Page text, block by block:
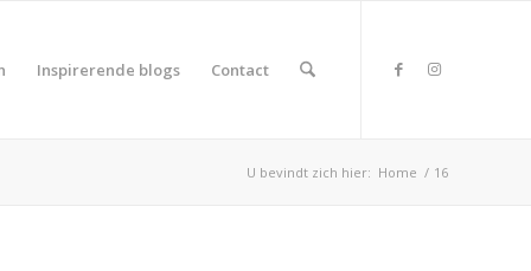
Inspirerende blogs Contact
U bevindt zich hier: Home / 16